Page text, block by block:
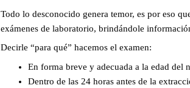
Todo lo desconocido genera temor, es por eso
exámenes de laboratorio, brindándole
Decirle “para qué” hacemos el examen:
En forma breve y adecuada a la edad del
Dentro de las 24 horas antes de la